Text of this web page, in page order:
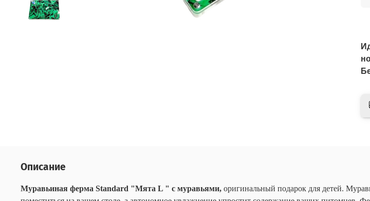
Описание
Муравьиная ферма Standard "Мята L " с муравьями, оригинальный подарок для детей.